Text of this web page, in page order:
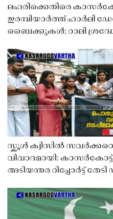
ലഹരിക്കെതിരെ
ഇരമ്പിയാർത്ത് ഹാർലി
ബൈക്കുകൾ; റാലി
സ്കൂൾ ക്വിസിൽ
വിവാദമായി:
അടിയന്തര റിപ്പോർട്ട്